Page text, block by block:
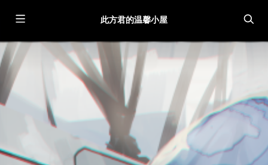
此方君的温馨小屋